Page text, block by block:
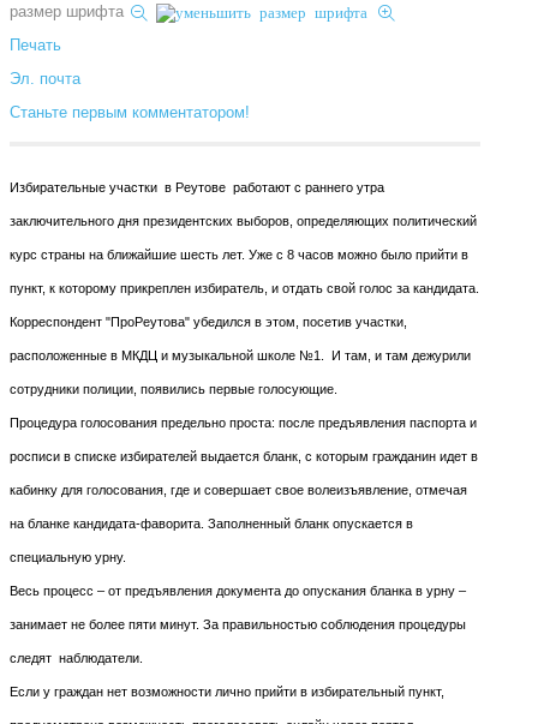
размер шрифта
Печать
Эл. почта
Станьте первым комментатором!
Избирательные участки в Реутове работают с раннего утра
заключительного дня президентских выборов, определяющих политический
курс страны на ближайшие шесть лет. Уже с 8 часов можно было прийти в
пункт, к которому прикреплен избиратель, и отдать свой голос за кандидата.
Корреспондент "ПроРеутова" убедился в этом, посетив участки,
расположенные в МКДЦ и музыкальной школе №1. И там, и там дежурили
сотрудники полиции, появились первые голосующие.
Процедура голосования предельно проста: после предъявления паспорта и
росписи в списке избирателей выдается бланк, с которым гражданин идет в
кабинку для голосования, где и совершает свое волеизъявление, отмечая
на бланке кандидата-фаворита. Заполненный бланк опускается в
специальную урну.
Весь процесс – от предъявления документа до опускания бланка в урну –
занимает не более пяти минут. За правильностью соблюдения процедуры
следят наблюдатели.
Если у граждан нет возможности лично прийти в избирательный пункт,